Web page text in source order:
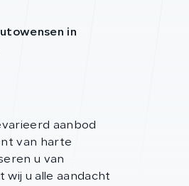
in
aanbod
van harte
u van
u alle aandacht